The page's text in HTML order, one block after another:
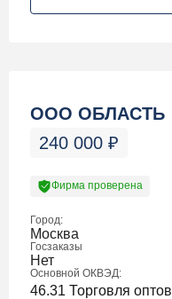
ООО ОБЛАСТЬ
240 000 ₽
Фирма проверена
Город:
Москва
Госзаказы
Нет
Основной ОКВЭД:
46.31 Торговля